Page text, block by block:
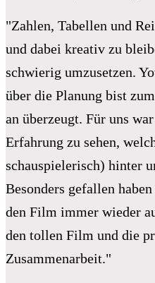
"Zahlen, Tabellen und
und dabei kreativ zu
schwierig umzusetzen.
über die Planung bist
an überzeugt. Für uns
Erfahrung zu sehen,
schauspielerisch) hinter
Besonders gefallen
den Film immer wieder
den tollen Film und die
Zusammenarbeit."